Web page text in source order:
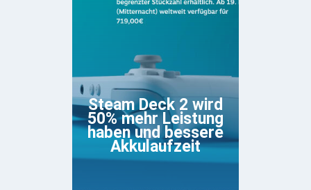
Steam Deck 2 wird
50% mehr Leistung
haben und bessere
Akkulaufzeit